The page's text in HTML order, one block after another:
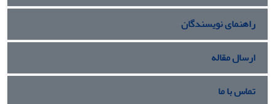
راهنمای نویسندگان
ارسال مقاله
تماس با ما